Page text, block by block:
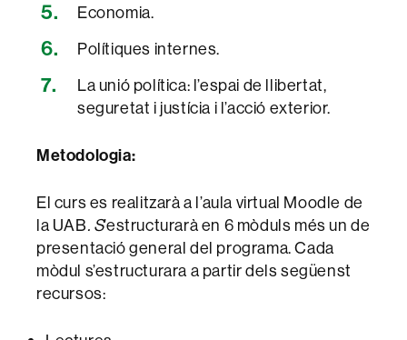
Economia.
Polítiques internes.
La unió política: l’espai de llibertat,
seguretat i justícia i l’acció exterior.
Metodologia:
El curs es realitzarà a l’aula virtual Moodle de
la UAB. S’estructurarà en 6 mòduls més un de
presentació general del programa. Cada
mòdul s’estructurara a partir dels següenst
recursos: